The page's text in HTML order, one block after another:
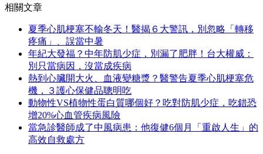
相關文章
夏季心肌梗塞不輸冬天！醫揭６大警訊，別忽略「轉移
疼痛」、誤當中暑
年紀大發福？中年防肌少症，別漏了肥胖！台大權威：
別只當病因，沒當成疾病
熱到心臟開大火、血液變糖漿？醫警告夏季心肌梗塞危
機，３護心保健品聰明吃
動物性VS植物性蛋白質哪個好？吃對防肌少症，吃錯恐
增20%心血管疾病風險
當急診醫師成了中風病患：他復健6個月「重啟人生」的
高效自救處方